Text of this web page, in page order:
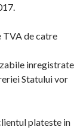
TVA de catre
inregistrate
Statului vor
plateste in